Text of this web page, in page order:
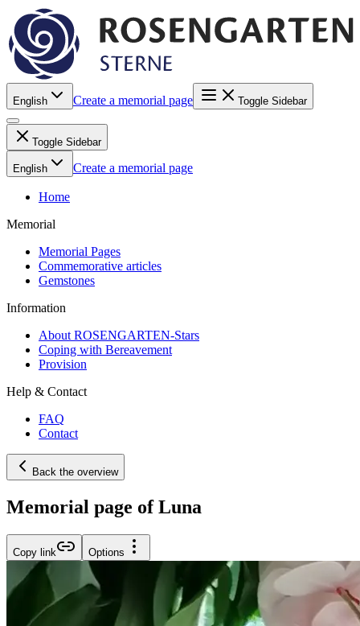
English Create a memorial page Toggle Sidebar
Toggle Sidebar
English Create a memorial page
Home
Memorial
Memorial Pages
Commemorative articles
Gemstones
Information
About ROSENGARTEN-Stars
Coping with Bereavement
Provision
Help & Contact
FAQ
Contact
Back the overview
Memorial page of Luna
Copy link Options